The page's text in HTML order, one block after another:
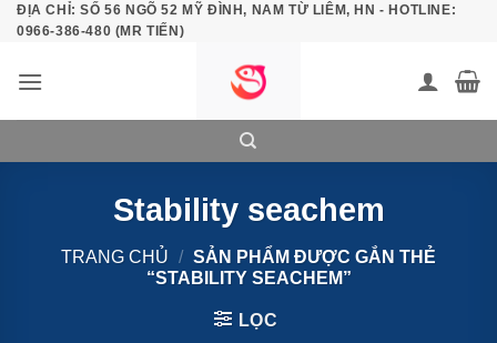
Bỏ
qua
dung
ĐỊA CHỈ: SỐ 56 NGÕ 52 MỸ ĐÌNH, NAM TỪ LIÊM, HN - HOTLINE:
0966-386-480 (MR TIẾN)
Stability seachem
TRANG CHỦ / SẢN PHẨM ĐƯỢC GẮN THẺ
“STABILITY SEACHEM”
LỌC